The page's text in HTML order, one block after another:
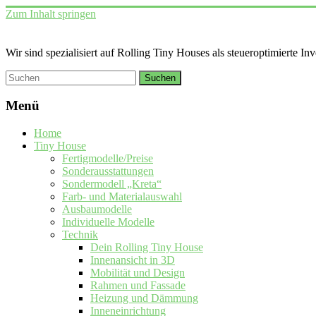
Zum Inhalt springen
Wir sind spezialisiert auf Rolling Tiny Houses als steueroptimierte
Menü
Home
Tiny House
Fertigmodelle/Preise
Sonderausstattungen
Sondermodell „Kreta“
Farb- und Materialauswahl
Ausbaumodelle
Individuelle Modelle
Technik
Dein Rolling Tiny House
Innenansicht in 3D
Mobilität und Design
Rahmen und Fassade
Heizung und Dämmung
Inneneinrichtung